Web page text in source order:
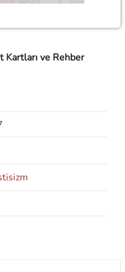
ve Rehber